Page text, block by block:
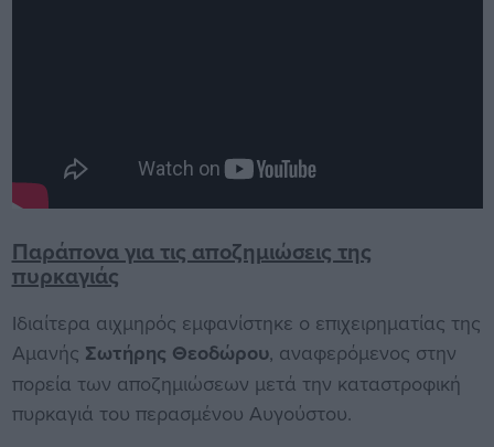
Παράπονα για τις αποζημιώσεις της
πυρκαγιάς
Ιδιαίτερα αιχμηρός εμφανίστηκε ο επιχειρηματίας της
Αμανής Σωτήρης Θεοδώρου, αναφερόμενος στην
πορεία των αποζημιώσεων μετά την καταστροφική
πυρκαγιά του περασμένου Αυγούστου.